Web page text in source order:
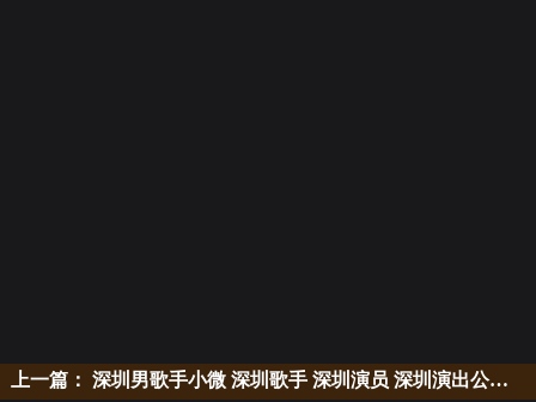
上一篇： 深圳男歌手小微 深圳歌手 深圳演员 深圳演出公司 演出策划公司